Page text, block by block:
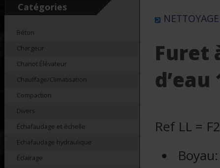
Catégories
Béton
Chargeur
Chariot Élévateur
Chauffage/Climatisation
Compaction
Divers
Échafaudage et échelle
Echafaudage hydraulique
Éclairage
NETTOYAGE
Furet
d’eau
Ref LL =